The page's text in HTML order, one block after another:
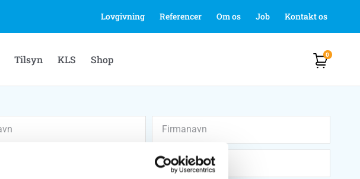
Lovgivning Referencer Om os Job Kontakt os
Tilsyn KLS Shop 0